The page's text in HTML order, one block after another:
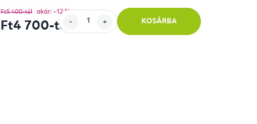
Ft5 400-tól akár: –12 %
Ft4 700-tól KOSÁRBA